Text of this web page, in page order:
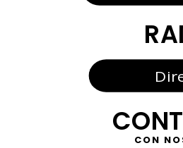
CON